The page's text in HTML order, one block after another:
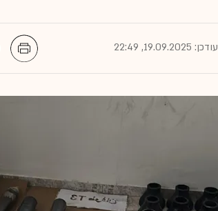
עודכן: 19.09.2025, 22:49